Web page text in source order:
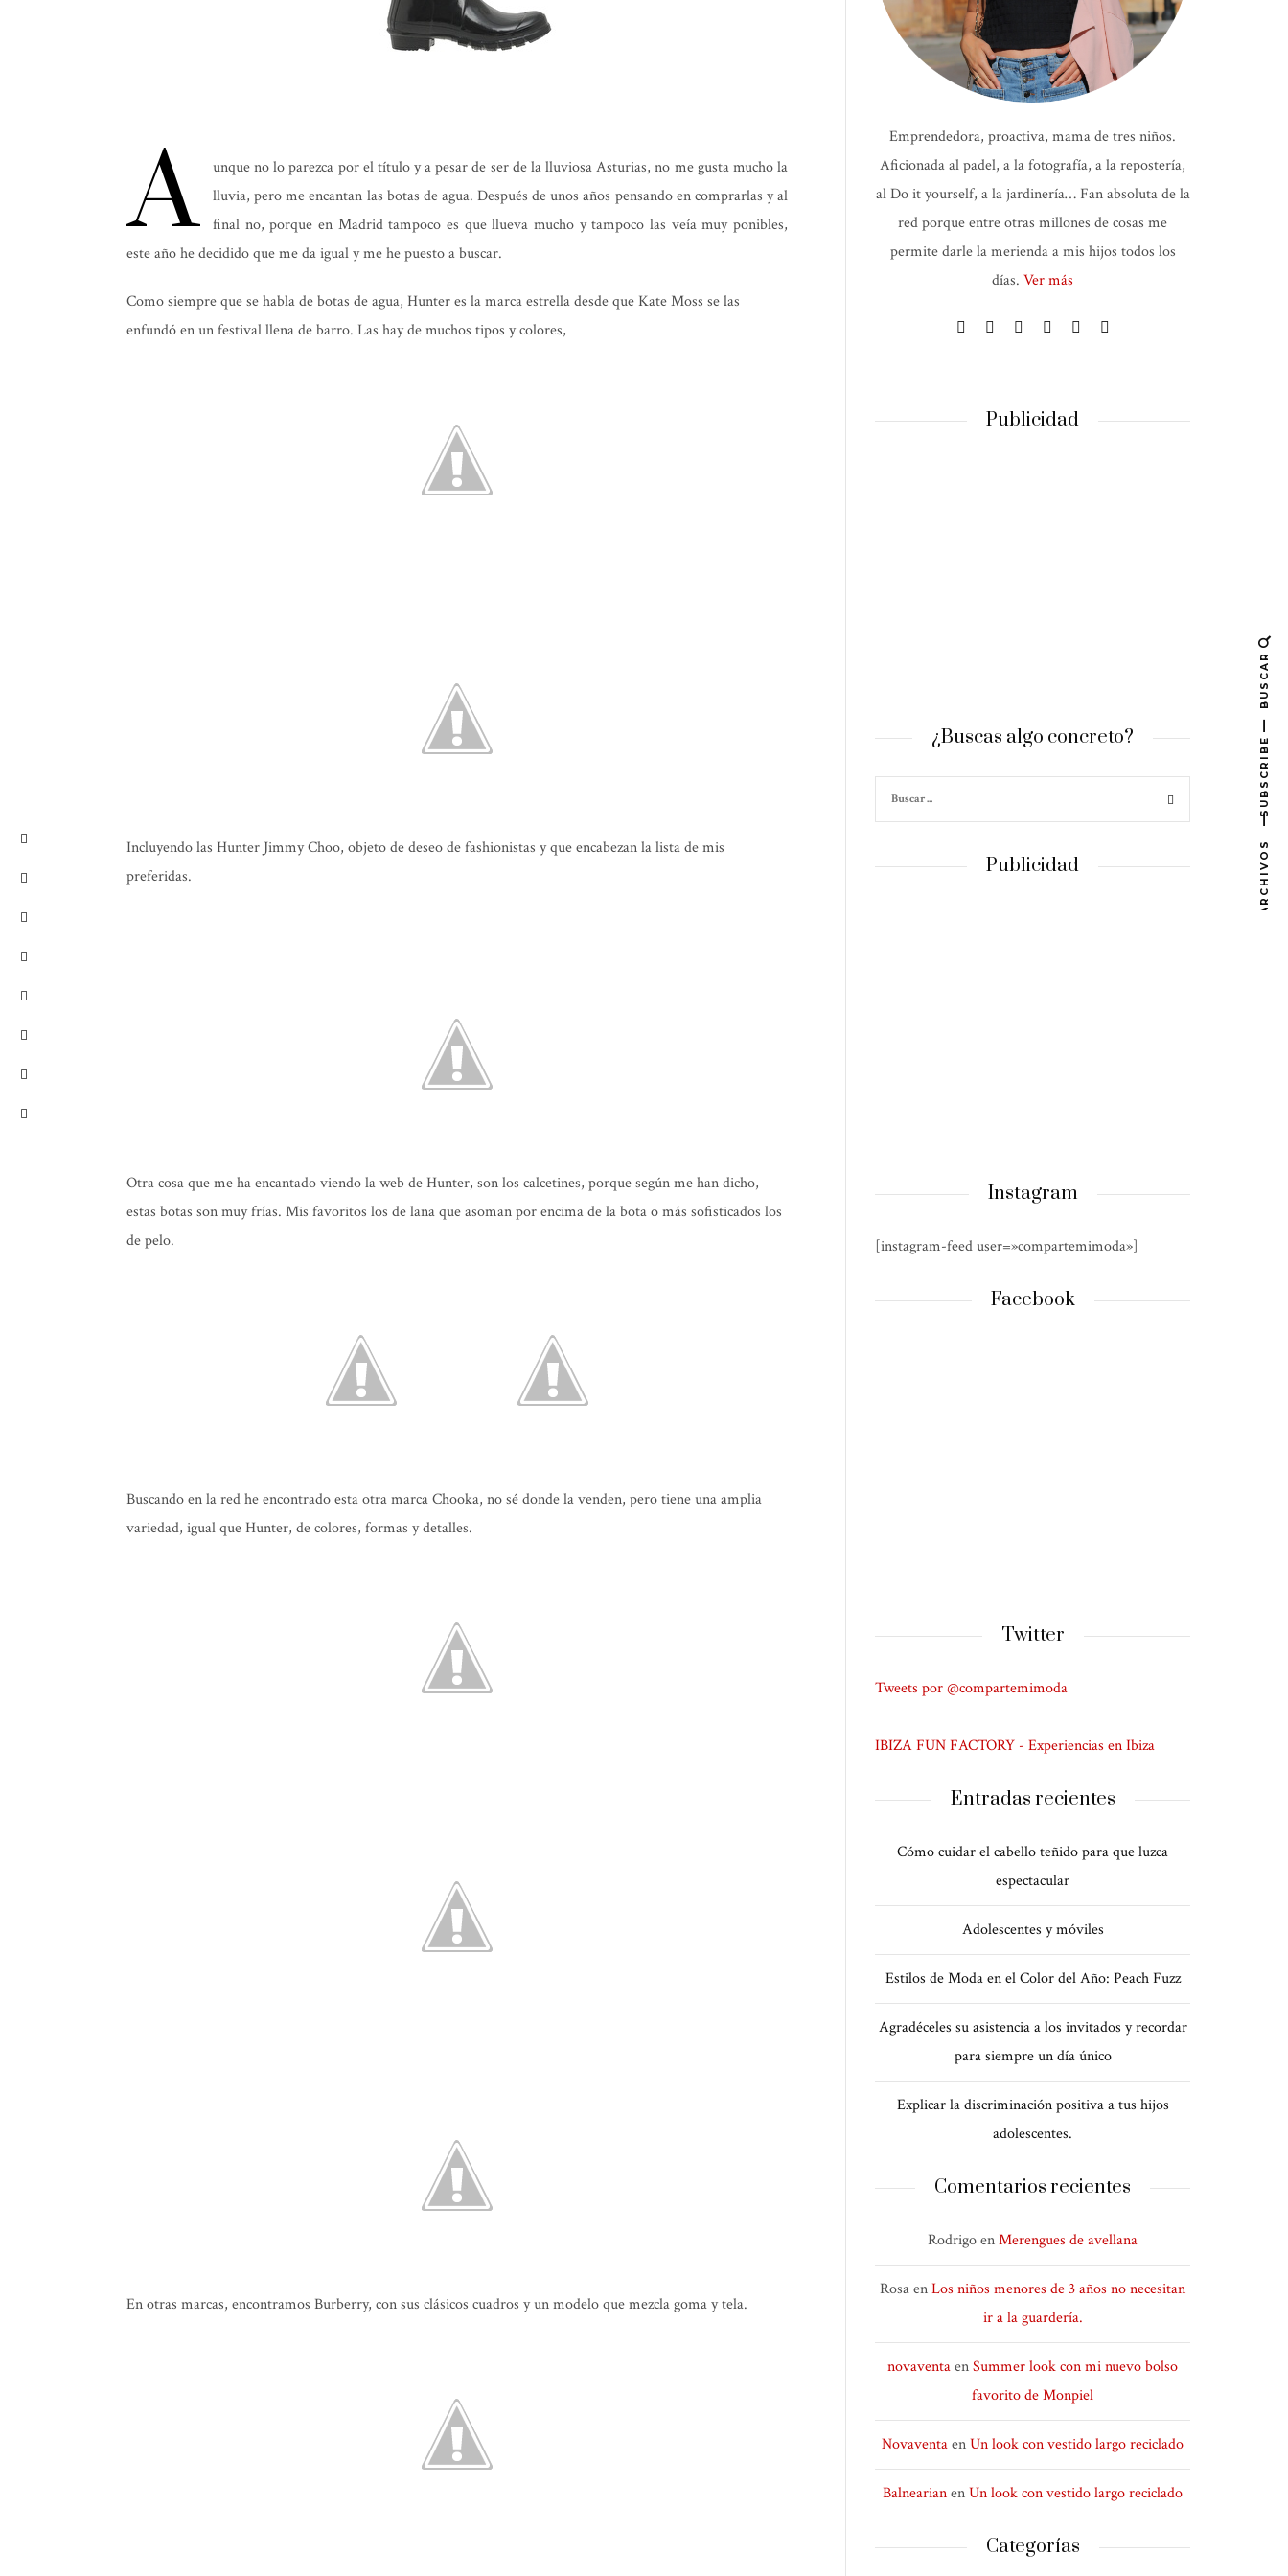
A
unque no lo parezca por el título y a pesar de ser de la lluviosa Asturias, no me gusta mucho la
lluvia, pero me encantan las botas de agua. Después de unos años pensando en comprarlas y al
final no, porque en Madrid tampoco es que llueva mucho y tampoco las veía muy ponibles,
este año he decidido que me da igual y me he puesto a buscar.
Como siempre que se habla de botas de agua, Hunter es la marca estrella desde que Kate Moss se las
enfundó en un festival llena de barro. Las hay de muchos tipos y colores,
Incluyendo las Hunter Jimmy Choo, objeto de deseo de fashionistas y que encabezan la lista de mis
preferidas.
Otra cosa que me ha encantado viendo la web de Hunter, son los calcetines, porque según me han dicho,
estas botas son muy frías. Mis favoritos los de lana que asoman por encima de la bota o más sofisticados los
de pelo.
Buscando en la red he encontrado esta otra marca Chooka, no sé donde la venden, pero tiene una amplia
variedad, igual que Hunter, de colores, formas y detalles.
En otras marcas, encontramos Burberry, con sus clásicos cuadros y un modelo que mezcla goma y tela.
Emprendedora, proactiva, mama de tres niños.
Aficionada al padel, a la fotografía, a la repostería,
al Do it yourself, a la jardinería… Fan absoluta de la
red porque entre otras millones de cosas me
permite darle la merienda a mis hijos todos los
días. Ver más
Publicidad
¿Buscas algo concreto?
Publicidad
Instagram
[instagram-feed user=»compartemimoda»]
Facebook
Twitter
Tweets por @compartemimoda
IBIZA FUN FACTORY - Experiencias en Ibiza
Entradas recientes
Cómo cuidar el cabello teñido para que luzca
espectacular
Adolescentes y móviles
Estilos de Moda en el Color del Año: Peach Fuzz
Agradéceles su asistencia a los invitados y recordar
para siempre un día único
Explicar la discriminación positiva a tus hijos
adolescentes.
Comentarios recientes
RodrigoenMerengues de avellana
RosaenLos niños menores de 3 años no necesitan
ir a la guardería.
novaventaenSummer look con mi nuevo bolso
favorito de Monpiel
NovaventaenUn look con vestido largo reciclado
BalnearianenUn look con vestido largo reciclado
Categorías
BUSCAR
SUBSCRIBE
ARCHIVOS